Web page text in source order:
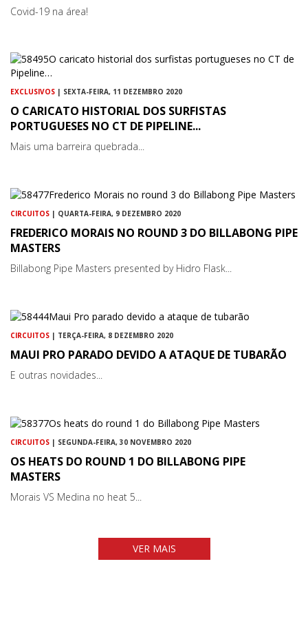
Covid-19 na área!
EXCLUSIVOS | SEXTA-FEIRA, 11 DEZEMBRO 2020
O CARICATO HISTORIAL DOS SURFISTAS
PORTUGUESES NO CT DE PIPELINE...
Mais uma barreira quebrada...
CIRCUITOS | QUARTA-FEIRA, 9 DEZEMBRO 2020
FREDERICO MORAIS NO ROUND 3 DO BILLABONG PIPE
MASTERS
Billabong Pipe Masters presented by Hidro Flask...
CIRCUITOS | TERÇA-FEIRA, 8 DEZEMBRO 2020
MAUI PRO PARADO DEVIDO A ATAQUE DE TUBARÃO
E outras novidades...
CIRCUITOS | SEGUNDA-FEIRA, 30 NOVEMBRO 2020
OS HEATS DO ROUND 1 DO BILLABONG PIPE
MASTERS
Morais VS Medina no heat 5...
VER MAIS